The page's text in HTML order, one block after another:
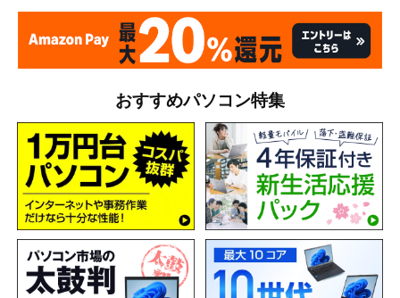
おすすめパソコン特集